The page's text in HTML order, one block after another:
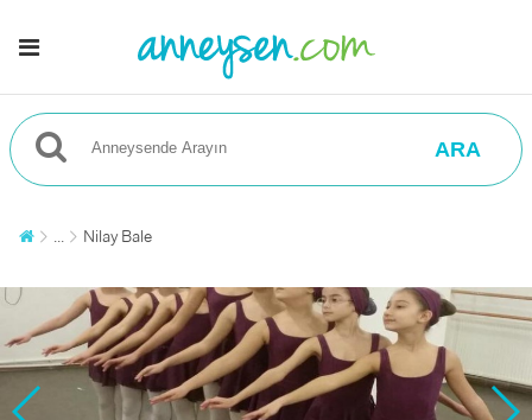
ARA
... Nilay Bale